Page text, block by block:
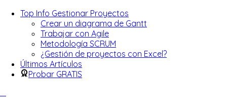
Top Info Gestionar Proyectos
Crear un diagrama de Gantt
Trabajar con Agile
Metodología SCRUM
¿Gestión de proyectos con Excel?
Últimos Artículos
Probar GRATIS